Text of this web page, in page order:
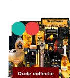
Oude collectie